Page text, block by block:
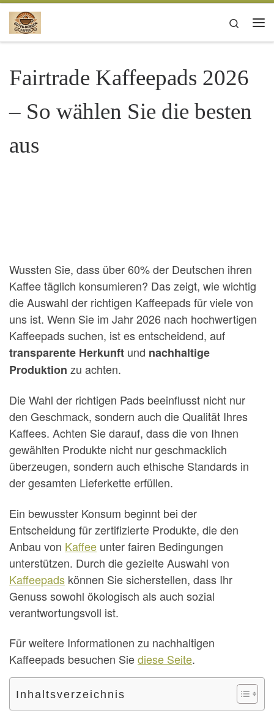
Zum Inhalt springen
Search
Fairtrade Kaffeepads 2026
– So wählen Sie die besten
aus
Wussten Sie, dass über 60% der Deutschen ihren
Kaffee täglich konsumieren? Das zeigt, wie wichtig
die Auswahl der richtigen Kaffeepads für viele von
uns ist. Wenn Sie im Jahr 2026 nach hochwertigen
Kaffeepads suchen, ist es entscheidend, auf
transparente Herkunft und nachhaltige
Produktion zu achten.
Die Wahl der richtigen Pads beeinflusst nicht nur
den Geschmack, sondern auch die Qualität Ihres
Kaffees. Achten Sie darauf, dass die von Ihnen
gewählten Produkte nicht nur geschmacklich
überzeugen, sondern auch ethische Standards in
der gesamten Lieferkette erfüllen.
Ein bewusster Konsum beginnt bei der
Entscheidung für zertifizierte Produkte, die den
Anbau von Kaffee unter fairen Bedingungen
unterstützen. Durch die gezielte Auswahl von
Kaffeepads können Sie sicherstellen, dass Ihr
Genuss sowohl ökologisch als auch sozial
verantwortungsvoll ist.
Für weitere Informationen zu nachhaltigen
Kaffeepads besuchen Siediese Seite.
Inhaltsverzeichnis